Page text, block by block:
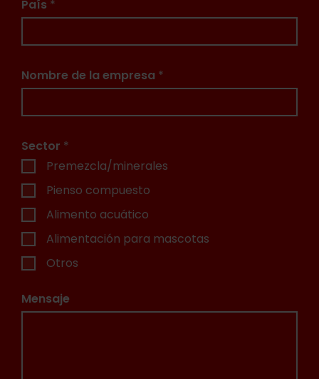
País *
Nombre de la empresa *
Sector *
Premezcla/minerales
Pienso compuesto
Alimento acuático
Alimentación para mascotas
Otros
Mensaje